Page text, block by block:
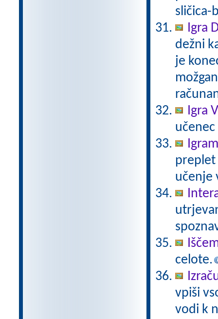
sličica-
Igra
dežni
je
Igra
učenec
preplet
učenje
celote.
vpiši
vodi k